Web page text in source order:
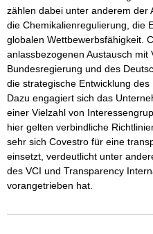
zählen dabei unter anderem der
die Chemikalienregulierung, die
globalen Wettbewerbsfähigkeit.
anlassbezogenen Austausch mit
Bundesregierung und des
die strategische Entwicklung des
Dazu engagiert sich das
einer Vielzahl von
hier gelten verbindliche
sehr sich Covestro für eine
einsetzt, verdeutlicht unter
des VCI und Transparency
vorangetrieben hat.